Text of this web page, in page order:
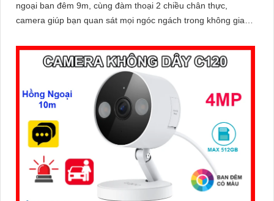
ngoại ban đêm 9m, cùng đàm thoại 2 chiều chân thực,
camera giúp bạn quan sát mọi ngóc ngách trong không gian
động thông minh, cùng khe thẻ nhớ hỗ trợ đến 512GB, Tapo
TC72 mang đến sự an tâm tuyệt đối cho cả gia đình